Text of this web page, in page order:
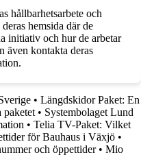
hållbarhetsarbete och
hemsida där de
initiativ och hur de arbetar
även kontakta deras
• Längdskidor Paket: En
paketet • Systembolaget Lund
• Telia TV-Paket: Vilket
för Bauhaus i Växjö •
och öppettider• Mio